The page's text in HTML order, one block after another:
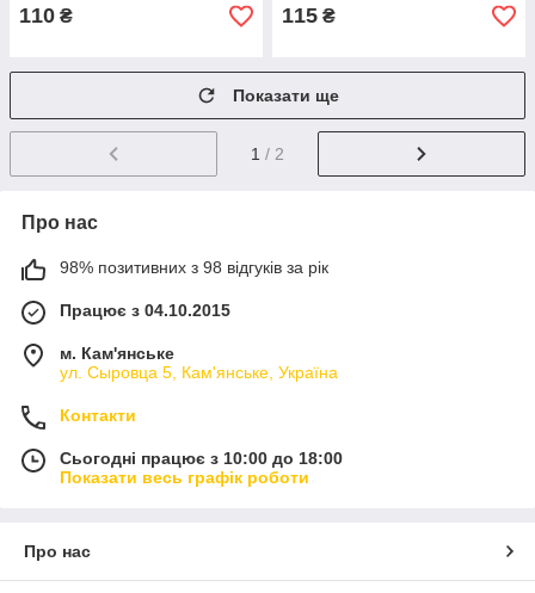
110 ₴ 115 ₴
Показати ще
1 / 2
Про нас
98% позитивних з 98 відгуків за рік
Працює з 04.10.2015
м. Кам'янське
ул. Сыровца 5, Кам'янське, Україна
Контакти
Сьогодні працює з 10:00 до 18:00
Показати весь графік роботи
Про нас